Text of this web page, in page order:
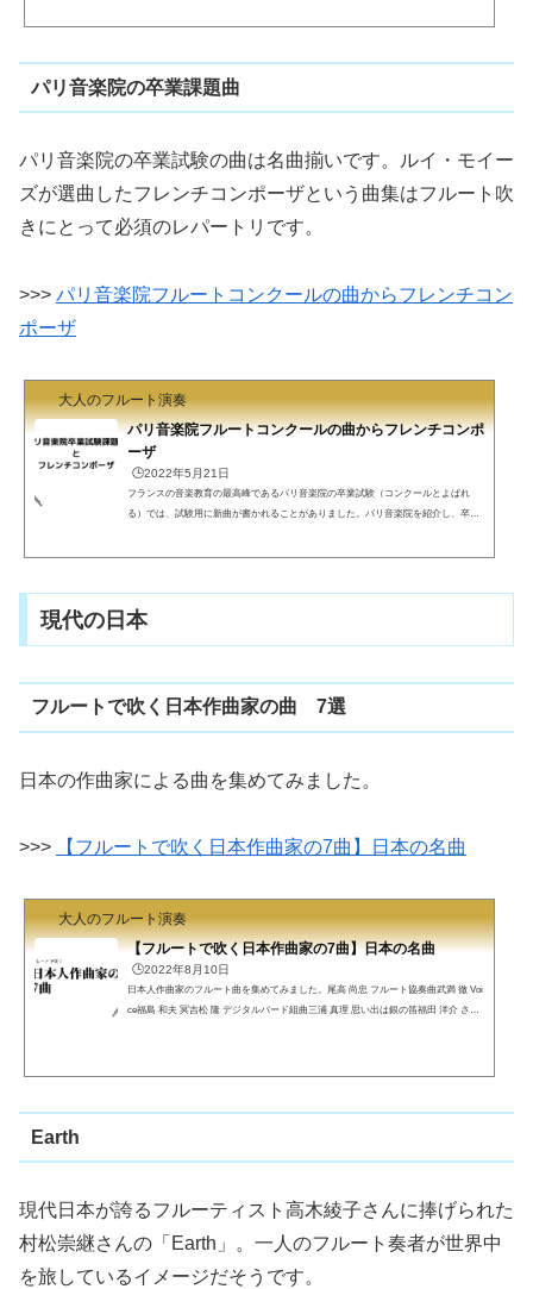
には相当の難易度なのでご覚悟ください。https://www.youtu...
パリ音楽院の卒業課題曲
パリ音楽院の卒業試験の曲は名曲揃いです。ルイ・モイー
ズが選曲したフレンチコンポーザという曲集はフルート吹
きにとって必須のレパートリです。
>>> パリ音楽院フルートコンクールの曲からフレンチコン
ポーザ
大人のフルート演奏
パリ音楽院フルートコンクールの曲からフレンチコンポ
ーザ
🕒️2022年5月21日
フランスの音楽教育の最高峰であるパリ音楽院の卒業試験（コンクールとよばれ
る）では、試験用に新曲が書かれることがありました。パリ音楽院を紹介し、卒業
らくグランゼコール（フランス特有のエリート養成機関）相当です。学歴社会のフ
ランスではパリ音楽院修了、特に第1位（Premier Prix）は強...
現代の日本
フルートで吹く日本作曲家の曲 7選
日本の作曲家による曲を集めてみました。
>>> 【フルートで吹く日本作曲家の7曲】日本の名曲
大人のフルート演奏
【フルートで吹く日本作曲家の7曲】日本の名曲
🕒️2022年8月10日
日本人作曲家のフルート曲を集めてみました。尾高 尚忠 フルート協奏曲武満 徹 Voi
ce福島 和夫 冥吉松 隆 デジタルバード組曲三浦 真理 思い出は銀の笛福田 洋介 さく
した。後に大編成オーケストラ版への...
Earth
現代日本が誇るフルーティスト高木綾子さんに捧げられた
村松崇継さんの「Earth」。一人のフルート奏者が世界中
を旅しているイメージだそうです。